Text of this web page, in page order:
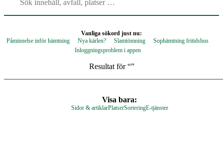
Vanliga sökord just nu:
Påminnelse inför hämtning
Nya kärlen? Slamtömning
Sophämtning fritidshus
Inloggningsproblem i appen
Resultat för “”
Visa bara:
Sidor & artiklarPlatserSorteringE-tjänster